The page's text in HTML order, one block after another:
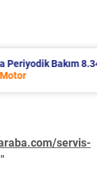
Bakım 8.340 TL
servis-